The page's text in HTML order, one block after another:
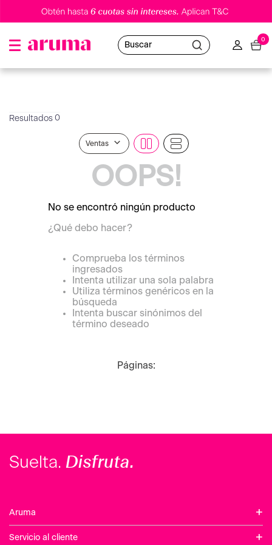
Buscar
0
0
Ventas
OOPS!
No se encontró ningún producto
¿Qué debo hacer?
Comprueba los términos
ingresados
Intenta utilizar una sola palabra
Utiliza términos genéricos en la
búsqueda
Intenta buscar sinónimos del
término deseado
Páginas:
Suelta. Disfruta.
Aruma +
Servicio al cliente +